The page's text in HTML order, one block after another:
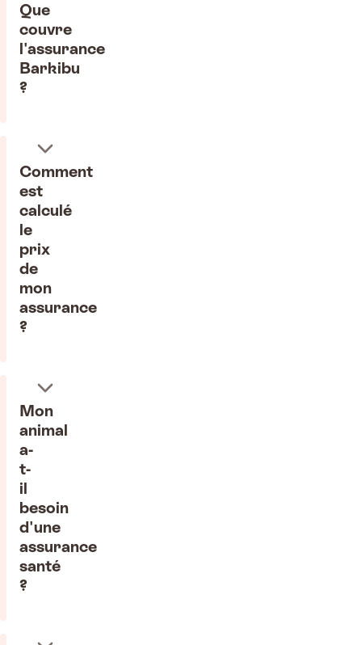
Que
couvre
l'assurance
Barkibu
?
Comment
est
calculé
le
prix
de
mon
assurance
?
Mon
animal
a-
t-
il
besoin
d'une
assurance
santé
?